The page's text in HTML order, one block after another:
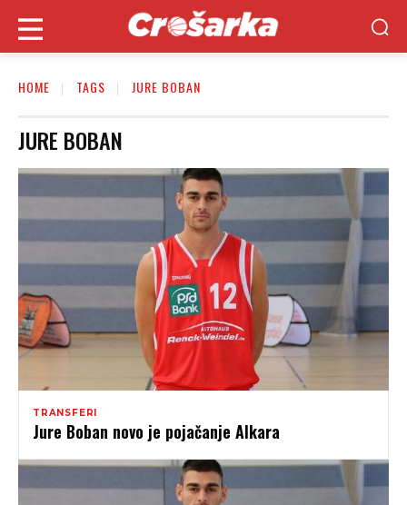
HOME TAGS JURE BOBAN
JURE BOBAN
TRANSFERI
Jure Boban novo je pojačanje Alkara